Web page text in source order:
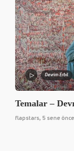
Devrim Erbil
Temalar –
flapstars, 5 sene önce